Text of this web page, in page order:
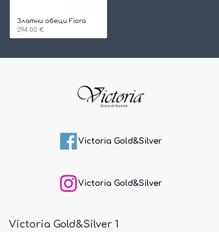
Златни обеци Fiora
294.00 €
Victoria Gold&Silver
Victoria Gold&Silver
Victoria Gold&Silver 1